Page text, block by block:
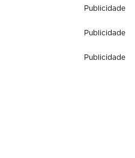
Publicidade
Publicidade
Publicidade